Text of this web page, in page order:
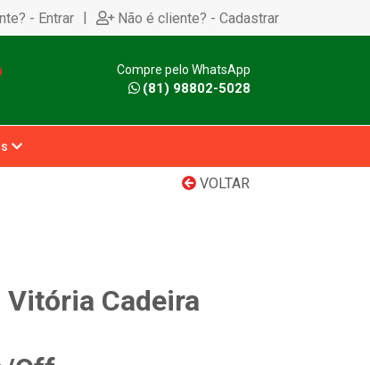
- Entrar | Não é cliente? - Cadastrar
Compre pelo WhatsApp
(81) 98802-5028
VOLTAR
Vitória Cadeira